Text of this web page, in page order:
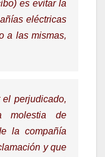
es evitar la
eléctricas
a las mismas,
perjudicado,
molestia de
la compañía
y que